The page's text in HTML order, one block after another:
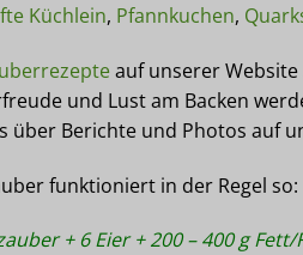
Küchlein, Pfannkuchen,
auf unserer
und Lust am Backen
über Berichte und Photos auf
funktioniert in der Regel so:
+ 6 Eier + 200 – 400 g